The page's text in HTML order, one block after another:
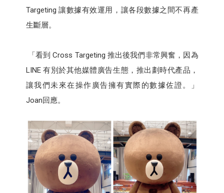
Targeting 讓數據有效運用，讓各段數據之間不再產
生斷層。
「看到 Cross Targeting 推出後我們非常興奮，因為
LINE 有別於其他媒體廣告生態，推出劃時代產品，
讓我們未來在操作廣告擁有實際的數據佐證。」
Joan回應。